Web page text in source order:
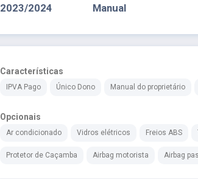
2023/2024
Manual
Características
IPVA Pago Único Dono Manual do proprietário
Opcionais
Ar condicionado Vidros elétricos Freios ABS
Protetor de Caçamba Airbag motorista Airbag